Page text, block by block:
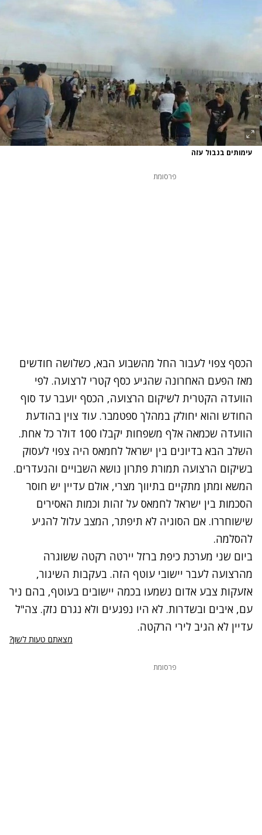
עימותים בגבול עזה
פרסומת
הכסף צפוי לעבור החל מהשבוע הבא, כשלושה חודשים
מאז הפעם האחרונה שהגיע כסף קטרי לרצועה. לפי
הוועדה הקטרית לשיקום הרצועה, הכסף יועבר עד סוף
החודש והוא יחולק במהלך ספטמבר. עוד צוין בהודעת
הוועדה שכמאה אלף משפחות יקבלו 100 דולר כל אחת.
השלב הבא בדיונים בין ישראל לחמאס היה צפוי לעסוק
בשיקום הרצועה תמורת פתרון נושא השבויים והנעדרים.
המשא ומתן מתקיים בתיווך מצרי, אולם עדיין יש חוסר
הסכמות בין ישראל לחמאס על זהות וכמות האסירים
שישוחררו. אם הסוגיה לא תיפתר, המצב עלול להגיע
להסלמה.
ביום שני מערכת כיפת ברזל יירטה רקטה ששוגרה
מהרצועה לעבר יישובי עוטף הזה. בעקבות השיגור,
אזעקות צבע אדום נשמעו בכמה יישובים בעוטף, בהם ניר
עם, איבים ובשדרות. לא היו נפגעים ולא נגרם נזק. צה"ל
עדיין לא הגיב לירי הרקטה.
מצאתם טעות לשון?
פרסומת